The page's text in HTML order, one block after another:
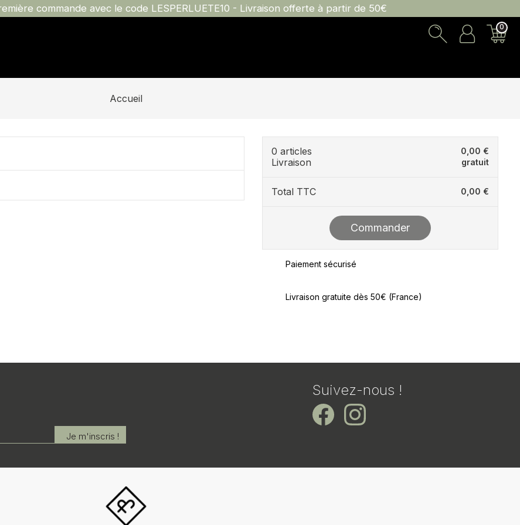
0
Accueil
0 articles 0,00 €
Livraison gratuit
Total TTC 0,00 €
Commander
Paiement sécurisé
Livraison gratuite dès 50€ (France)
Suivez-nous !
commande avec le code LESPERLUETE10 - Livraison offerte à partir de 50€